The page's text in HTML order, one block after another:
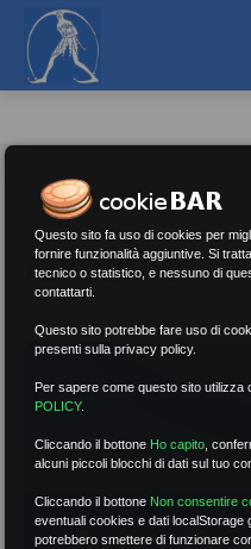
ARCHIVIO
Questo sito fa uso di cookies per
fornire funzionalità aggiuntive. Si
tecnico o statistico, e nessuno di
contattarti.
Questo sito potrebbe fare uso di
presenti sulla privacy policy.
Per sapere come questo sito utilizza
POLICY.
Cliccando il bottone Ho capito ,
alcuni piccoli blocchi di dati sul tuo
Cliccando il bottone Non consentire
eventuali cookies e dati localStorage
potrebbero smettere di funzionare